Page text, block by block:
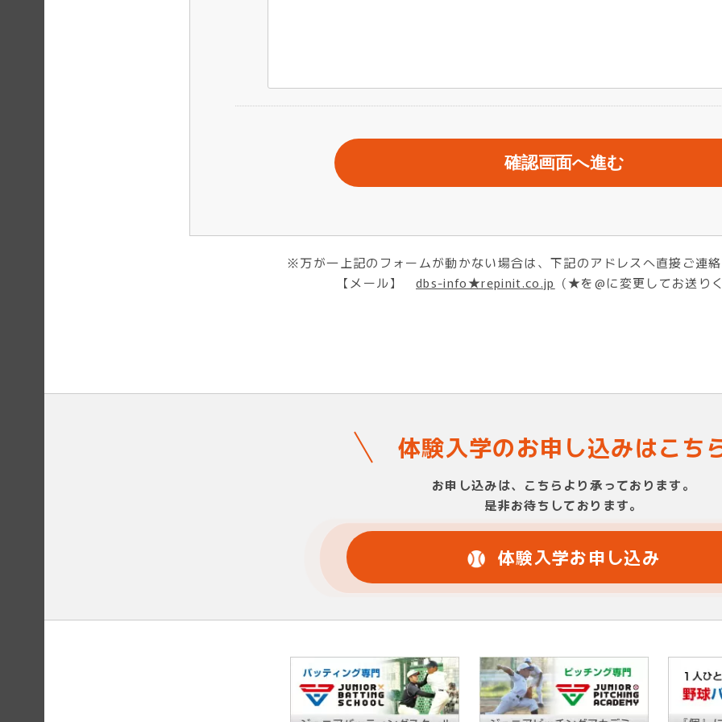
※万が一上記のフォームが動かない場合は、下記のアドレスへ直接ご連
【メール】dbs-info★repinit.co.jp （★を@に変更してお送り
体験入学のお申し込みはこち
お申し込みは、こちらより承っております。
是非お待ちしております。
体験入学お申し込み